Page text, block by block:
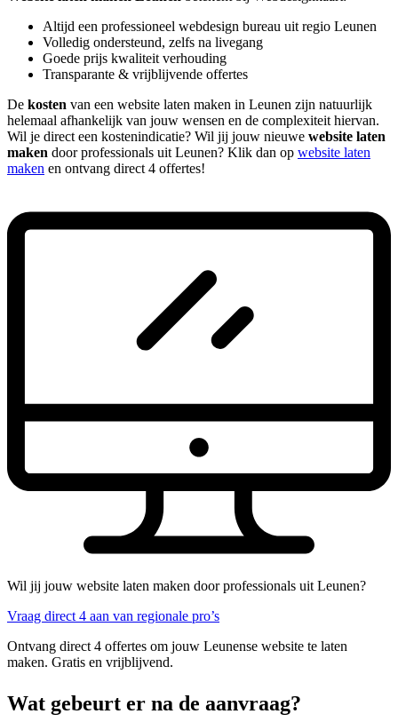
Altijd een professioneel webdesign bureau uit regio Leunen
Volledig ondersteund, zelfs na livegang
Goede prijs kwaliteit verhouding
Transparante & vrijblijvende offertes
De kosten van een website laten maken in Leunen zijn natuurlijk
helemaal afhankelijk van jouw wensen en de complexiteit hiervan.
Wil je direct een kostenindicatie? Wil jij jouw nieuwe website laten
maken door professionals uit Leunen? Klik dan op website laten
maken en ontvang direct 4 offertes!
Wil jij jouw website laten maken door professionals uit Leunen?
Vraag direct 4 aan van regionale pro’s
Ontvang direct 4 offertes om jouw Leunense website te laten
maken. Gratis en vrijblijvend.
Wat gebeurt er na de aanvraag?